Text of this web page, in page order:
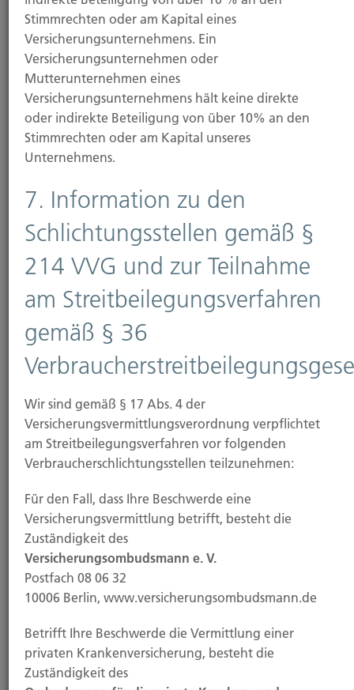
vor einer Verbraucherschlichtungsstelle teil.
Die zuständige Verbraucherschlichtungsstelle ist:
Versicherungsombudsmann e. V., Postfach 08 06 22,
10006 Berlin
http://www.versicherungsombudsmann.de
Haftung für Inhalte
Als Diensteanbieter sind wir gemäß § 7 Abs.1 TMG
für eigene Inhalte auf diesen Seiten nach den
allgemeinen Gesetzen verantwortlich. Nach §§ 8 bis
10 TMG sind wir als Diensteanbieter jedoch nicht
verpflichtet, übermittelte oder gespeicherte fremde
Informationen zu überwachen oder nach
Tätigkeit hinweisen.
Verpflichtungen zur Entfernung oder Sperrung der
Nutzung von Informationen nach den allgemeinen
diesbezügliche Haftung ist jedoch erst ab dem
Zeitpunkt der Kenntnis einer konkreten
Rechtsverletzung möglich. Bei Bekanntwerden von
entsprechenden Rechtsverletzungen werden wir
diese Inhalte umgehend entfernen.
Stimmrechten oder am Kapital eines
Versicherungsunternehmens. Ein
Versicherungsunternehmen oder
Mutterunternehmen eines
Versicherungsunternehmens hält keine direkte
oder indirekte Beteiligung von über 10% an den
Stimmrechten oder am Kapital unseres
Unternehmens.
7. Information zu den
Schlichtungsstellen gemäß §
214 VVG und zur Teilnahme
am Streitbeilegungsverfahren
gemäß § 36
Wir sind gemäß § 17 Abs. 4 der
Versicherungsvermittlungsverordnung verpflichtet
am Streitbeilegungsverfahren vor folgenden
Verbraucherschlichtungsstellen teilzunehmen:
Für den Fall, dass Ihre Beschwerde eine
Versicherungsvermittlung betrifft, besteht die
Zuständigkeit des
Versicherungsombudsmann e. V.
Postfach 08 06 32
10006 Berlin, www.versicherungsombudsmann.de
Betrifft Ihre Beschwerde die Vermittlung einer
privaten Krankenversicherung, besteht die
Zuständigkeit des